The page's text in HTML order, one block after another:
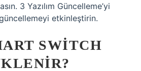
3 Yazılım Güncelleme’yi
etkinleştirin.
SWITCH